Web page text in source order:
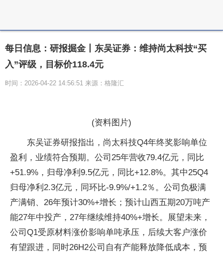
每日信息：研报掘金丨东吴证券：维持尚太科技“买
入”评级，目标价118.4元
时间：2026-04-22 14:56:51 来源：格隆汇
(资料图片)
东吴证券研报指出，尚太科技Q4年终奖影响单位
盈利，业绩符合预期。公司25年营收79.4亿元，同比
+51.9%，归母净利9.5亿元，同比+12.8%。其中25Q4
归母净利2.3亿元，同环比-9.9%/+1.2％。公司负极满
产满销、26年预计30%+增长；预计山西五期20万吨产
能27年中投产，27年继续维持40%+增长。展望未来，
公司Q1受原材料涨价影响单吨承压，后续大客户涨价
有望跟进，同时26H2公司自有产能释放降低成本，预